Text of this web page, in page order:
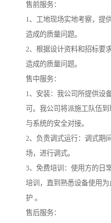
售前服务：
1、工地现场实地考察，提
造成的质量问题。
2、根据设计资料和招标要
造成的质量问题。
售中服务：
1、安装：我公司所提供设
可。我公司将派施工队伍
与系统的安全对接。
2、负责调式运行：调式期
场，进行调式。
3、免费培训：使用方的日
培训，直到熟悉设备使用
护.。
售后服务：